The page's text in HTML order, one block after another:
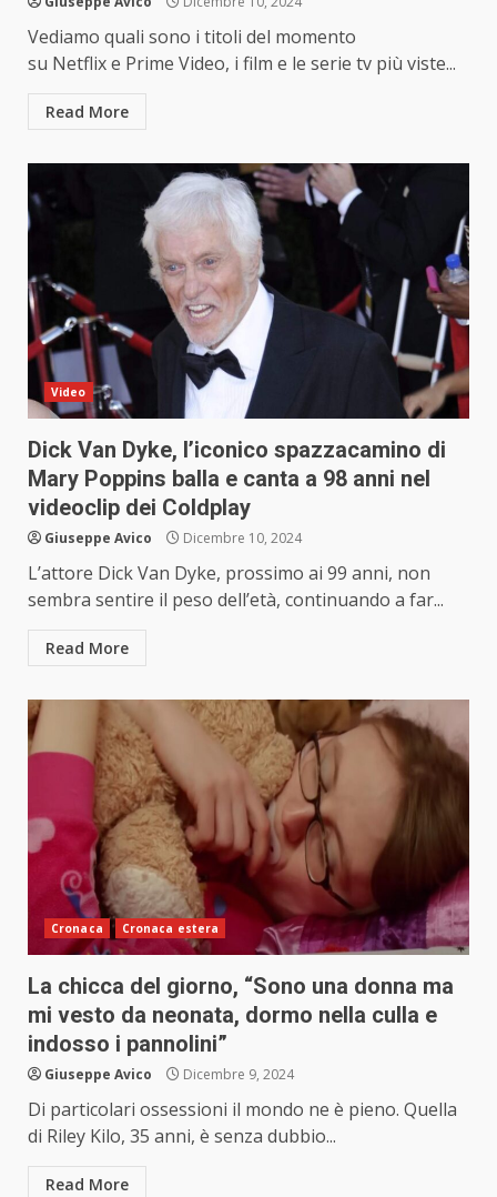
Vediamo quali sono i titoli del momento
su Netflix e Prime Video, i film e le serie tv più viste...
Read More
Video
Dick Van Dyke, l’iconico spazzacamino di
Mary Poppins balla e canta a 98 anni nel
videoclip dei Coldplay
Giuseppe Avico Dicembre 10, 2024
L’attore Dick Van Dyke, prossimo ai 99 anni, non
sembra sentire il peso dell’età, continuando a far...
Read More
Cronaca Cronaca estera
La chicca del giorno, “Sono una donna ma
mi vesto da neonata, dormo nella culla e
indosso i pannolini”
Giuseppe Avico Dicembre 9, 2024
Di particolari ossessioni il mondo ne è pieno. Quella
di Riley Kilo, 35 anni, è senza dubbio...
Read More